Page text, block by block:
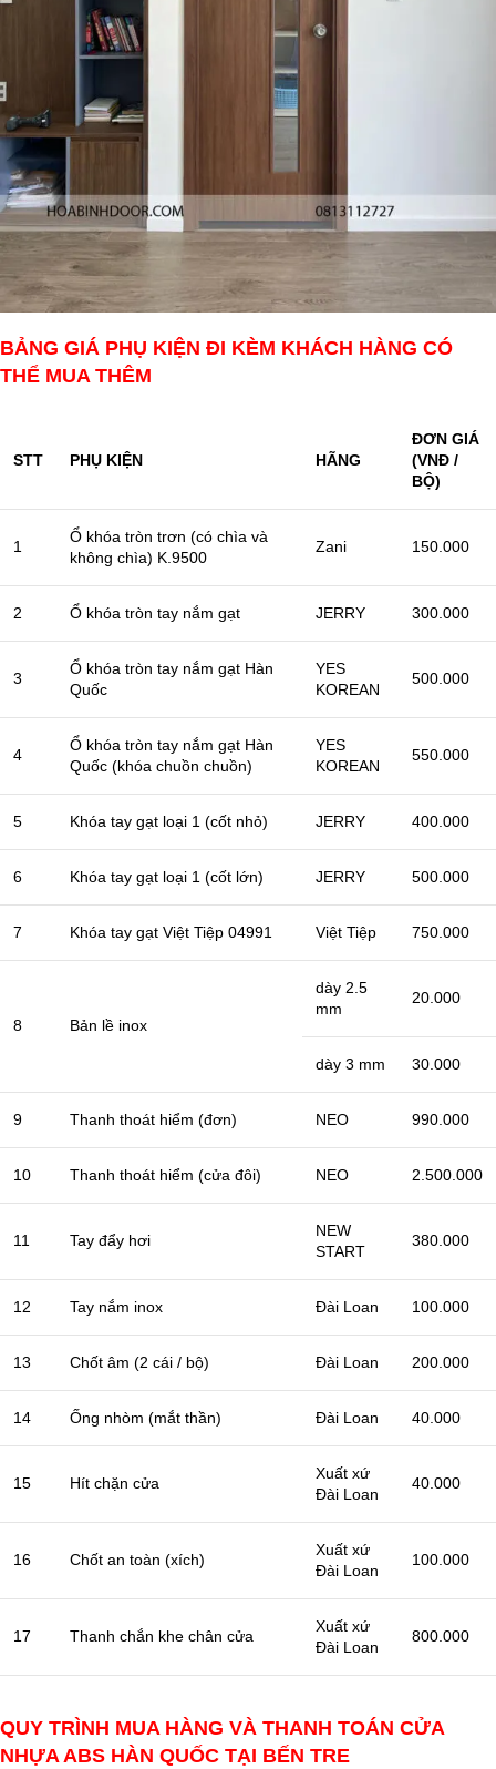
BẢNG GIÁ PHỤ KIỆN ĐI KÈM KHÁCH HÀNG CÓ
THỂ MUA THÊM
STT PHỤ KIỆN HÃNG
ĐƠN GIÁ
(VNĐ /
BỘ)
1
Ổ khóa tròn trơn (có chìa và
không chìa) K.9500
Zani 150.000
2 Ổ khóa tròn tay nắm gạt JERRY 300.000
3
Ổ khóa tròn tay nắm gạt Hàn
Quốc
YES
KOREAN
500.000
4
Ổ khóa tròn tay nắm gạt Hàn
Quốc (khóa chuồn chuồn)
YES
KOREAN
550.000
5 Khóa tay gạt loại 1 (cốt nhỏ) JERRY 400.000
6 Khóa tay gạt loại 1 (cốt lớn) JERRY 500.000
7 Khóa tay gạt Việt Tiệp 04991 Việt Tiệp 750.000
8 Bản lề inox
dày 2.5
mm
20.000
dày 3 mm 30.000
9 Thanh thoát hiểm (đơn) NEO 990.000
10 Thanh thoát hiểm (cửa đôi) NEO 2.500.000
11 Tay đẩy hơi
NEW
START
380.000
12 Tay nắm inox Đài Loan 100.000
13 Chốt âm (2 cái / bộ) Đài Loan 200.000
14 Ống nhòm (mắt thần) Đài Loan 40.000
15 Hít chặn cửa
Xuất xứ
Đài Loan
40.000
16 Chốt an toàn (xích)
Xuất xứ
Đài Loan
100.000
17 Thanh chắn khe chân cửa
Xuất xứ
Đài Loan
800.000
QUY TRÌNH MUA HÀNG VÀ THANH TOÁN CỬA
NHỰA ABS HÀN QUỐC TẠI BẾN TRE